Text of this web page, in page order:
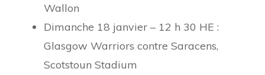
Wallon
Dimanche 18 janvier – 12 h 30 HE :
Glasgow Warriors contre Saracens,
Scotstoun Stadium